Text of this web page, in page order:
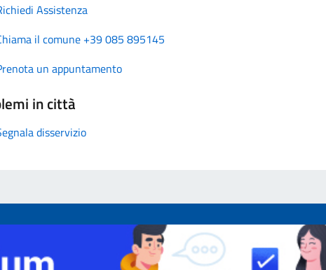
Assistenza
il comune +39 085 895145
un appuntamento
in città
disservizio